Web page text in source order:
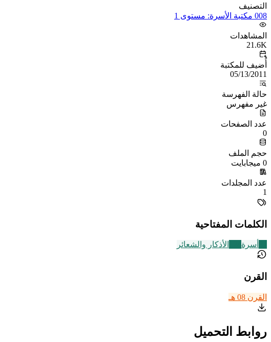
التصنيف
008 مكتبة الأسرة: مستوى 1
المشاهدات
21.6K
أُضيف للمكتبة
05/13/2011
حالة الفهرسة
غير مفهرس
عدد الصفحات
0
حجم الملف
0 ميجابايت
عدد المجلدات
1
الكلمات المفتاحية
أسرة الأذكار والشعائر
القرن
القرن 08 هـ
روابط التحميل